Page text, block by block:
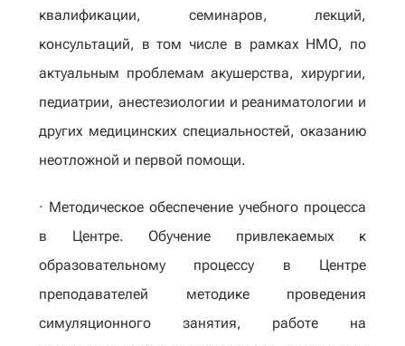
квалификации, семинаров, лекций,
консультаций, в том числе в рамках НМО, по
актуальным проблемам акушерства, хирургии,
педиатрии, анестезиологии и реаниматологии и
других медицинских специальностей, оказанию
неотложной и первой помощи.
· Методическое обеспечение учебного процесса
в Центре. Обучение привлекаемых к
образовательному процессу в Центре
преподавателей методике проведения
симуляционного занятия, работе на